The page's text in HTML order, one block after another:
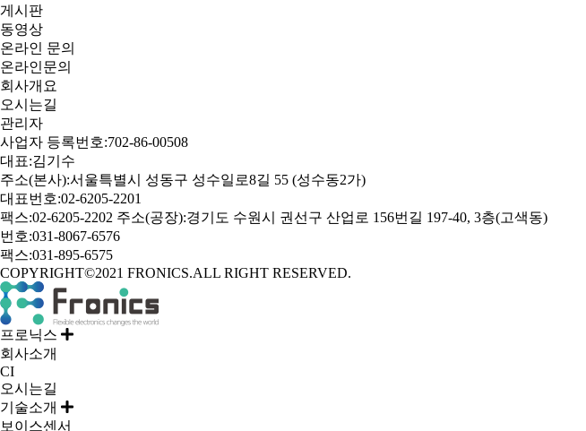
게시판
동영상
온라인 문의
온라인문의
회사개요
오시는길
관리자
사업자 등록번호:702-86-00508
대표:김기수
주소(본사):서울특별시 성동구 성수일로8길 55 (성수동2가)
대표번호:02-6205-2201
팩스:02-6205-2202 주소(공장):경기도 수원시 권선구 산업로 156번길 197-40, 3층(고색동)
번호:031-8067-6576
팩스:031-895-6575
COPYRIGHT©2021 FRONICS.ALL RIGHT RESERVED.
프로닉스
회사소개
CI
오시는길
기술소개
보이스센서